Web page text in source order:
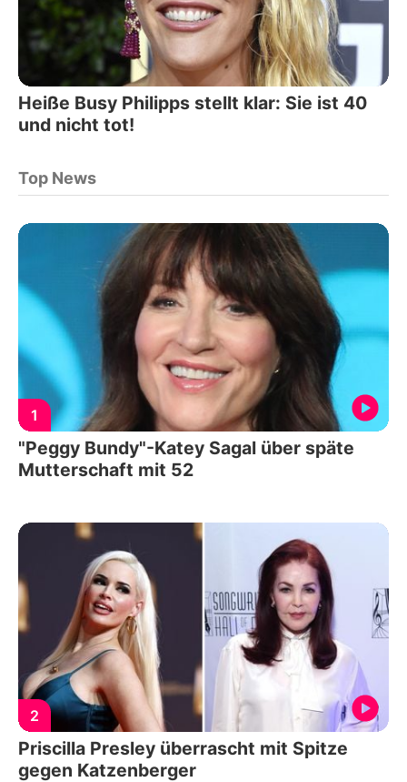
Heiße Busy Philipps stellt klar: Sie ist 40
und nicht tot!
Top News
1
"Peggy Bundy"-Katey Sagal über späte
Mutterschaft mit 52
2
Priscilla Presley überrascht mit Spitze
gegen Katzenberger